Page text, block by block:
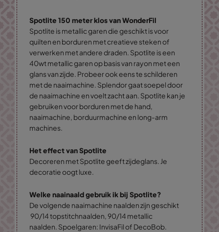
Spotlite 150 meter klos van WonderFil
Spotlite is metallic garen die geschikt is voor
quilten en borduren met creatieve steken of
verwerken met andere draden. Spotlite is een
40wt metallic garen op basis van rayon met een
glans van zijde. Probeer ook eens te schilderen
met de naaimachine. Splendor gaat soepel door
de naaimachine en voelt zacht aan. Spotlite kan je
gebruiken voor borduren met de hand,
naaimachine, borduurmachine en long-arm
machines.
Het effect van Spotlite
Decoreren met Spotlite geeft zijdeglans. Je
decoratie oogt luxe.
Welke naainaald gebruik ik bij Spotlite?
De volgende naaimachine naalden zijn geschikt
90/14 topstitchnaalden, 90/14 metallic
naalden. Spoelgaren: InvisaFil of DecoBob.